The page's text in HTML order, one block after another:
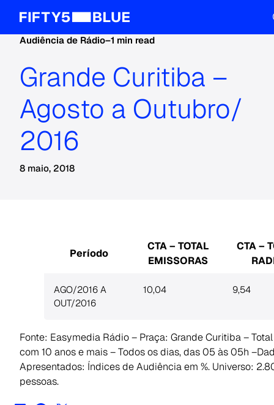
Audiência de Rádio–1 min read
Grande Curitiba –
Agosto a Outubro/
2016
8 maio, 2018
Período
CTA – TOTAL
EMISSORAS
CTA –
AGO/2016 A
OUT/2016
10,04 9,54
Fonte: Easymedia Rádio – Praça: Grande Curitiba –
com 10 anos e mais – Todos os dias, das 05 às 05h
Apresentados: Índices de Audiência em %. Universo:
pessoas.